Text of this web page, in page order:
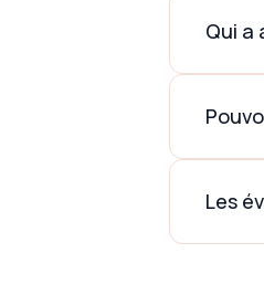
Qui a
« call
Les